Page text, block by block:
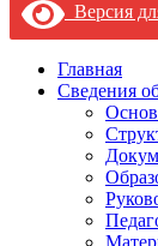
Версия
Главная
Сведения